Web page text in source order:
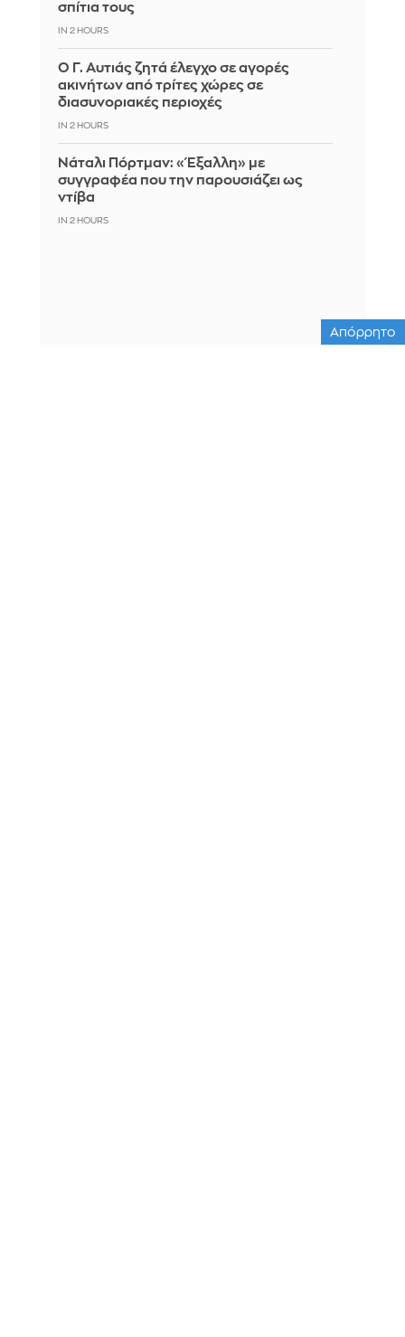
σπίτια τους
IN 2 HOURS
Ο Γ. Αυτιάς ζητά έλεγχο σε αγορές
ακινήτων από τρίτες χώρες σε
διασυνοριακές περιοχές
IN 2 HOURS
Νάταλι Πόρτμαν: «Έξαλλη» με
συγγραφέα που την παρουσιάζει ως
ντίβα
IN 2 HOURS
Απόρρητο